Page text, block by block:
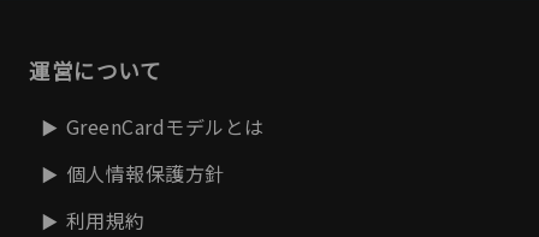
運営について
GreenCardモデルとは
個人情報保護方針
利用規約